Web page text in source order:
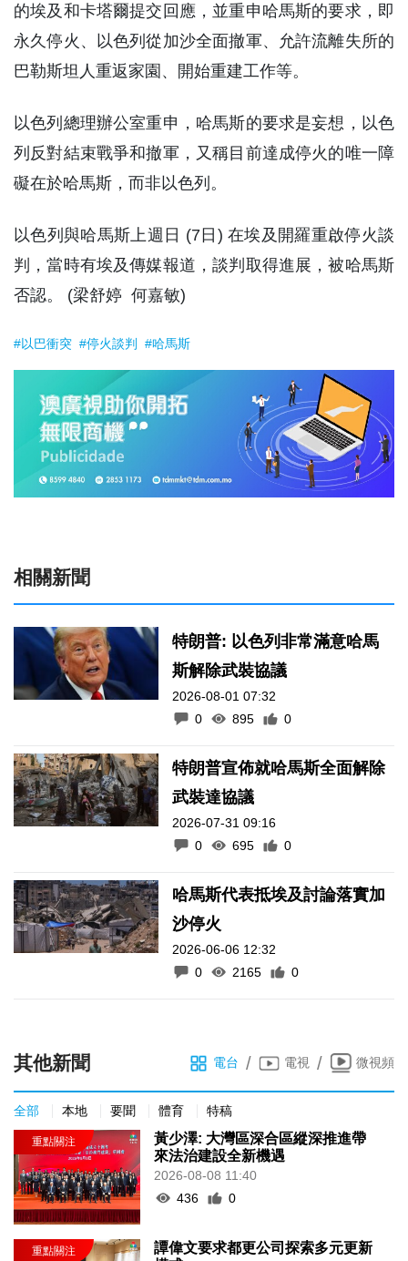
的埃及和卡塔爾提交回應，並重申哈馬斯的要求，即
永久停火、以色列從加沙全面撤軍、允許流離失所的
巴勒斯坦人重返家園、開始重建工作等。
以色列總理辦公室重申，哈馬斯的要求是妄想，以色
列反對結束戰爭和撤軍，又稱目前達成停火的唯一障
礙在於哈馬斯，而非以色列。
以色列與哈馬斯上週日 (7日) 在埃及開羅重啟停火談
判，當時有埃及傳媒報道，談判取得進展，被哈馬斯
否認。 (梁舒婷 何嘉敏)
#以巴衝突 #停火談判 #哈馬斯
相關新聞
特朗普: 以色列非常滿意哈馬
斯解除武裝協議
2026-08-01 07:32
0
895 0
特朗普宣佈就哈馬斯全面解除
武裝達協議
2026-07-31 09:16
0
695 0
哈馬斯代表抵埃及討論落實加
沙停火
2026-06-06 12:32
0
2165 0
其他新聞 電台 / 電視 / 微視頻
全部 本地 要聞 體育 特稿
黃少澤: 大灣區深合區縱深推進帶
來法治建設全新機遇
2026-08-08 11:40
436
0
譚偉文要求都更公司探索多元更新